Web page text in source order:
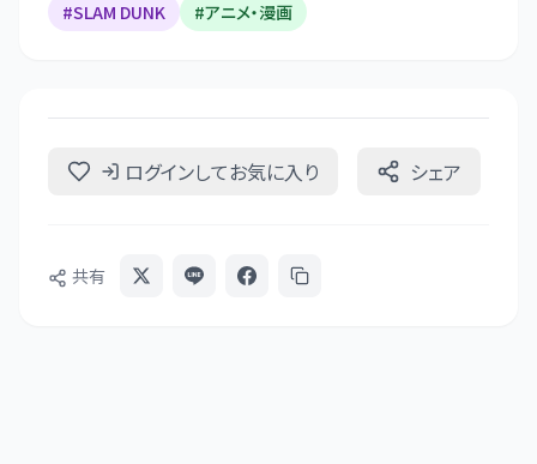
#SLAM DUNK #アニメ・漫画
ログインしてお気に入り シェア
共有